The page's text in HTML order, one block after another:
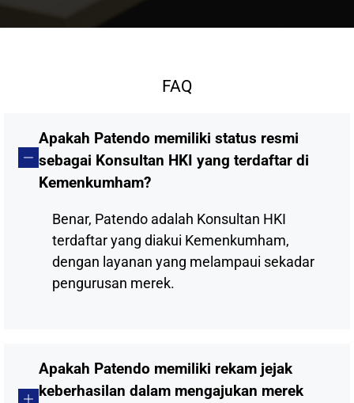
FAQ
Apakah Patendo memiliki status resmi
sebagai Konsultan HKI yang terdaftar di
Kemenkumham?
Benar, Patendo adalah Konsultan HKI
terdaftar yang diakui Kemenkumham,
dengan layanan yang melampaui sekadar
pengurusan merek.
Apakah Patendo memiliki rekam jejak
keberhasilan dalam mengajukan merek